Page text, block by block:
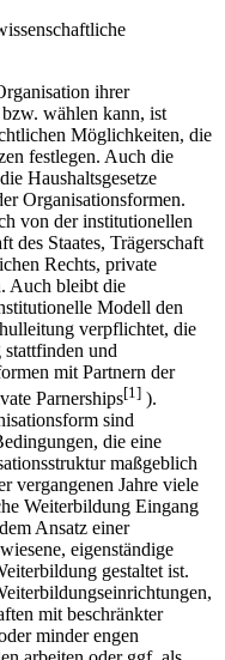
ihrer
wählen kann, ist
Möglichkeiten, die
festlegen. Auch die
Haushaltsgesetze
Organisationsformen.
von der institutionellen
des Staates, Trägerschaft
Rechts, private
Auch bleibt die
Modell den
verpflichtet, die
und
mit Partnern der
Parnerships[1] ).
sind
die eine
maßgeblich
vergangenen Jahre viele
Weiterbildung Eingang
Ansatz einer
eigenständige
gestaltet ist.
mit beschränkter
minder engen